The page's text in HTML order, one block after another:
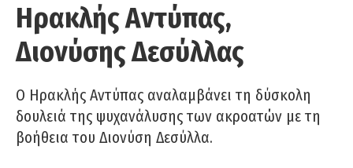
Ηρακλής Αντύπας,
Διονύσης Δεσύλλας
Ο Ηρακλής Αντύπας αναλαμβάνει τη δύσκολη
δουλειά της ψυχανάλυσης των ακροατών με τη
βοήθεια του Διονύση Δεσύλλα.